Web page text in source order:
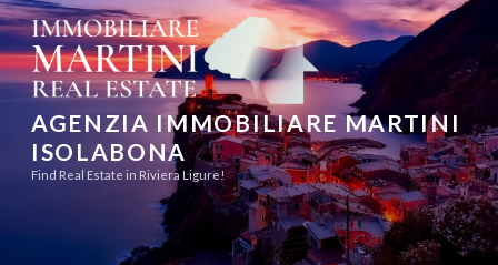
Salta
al
contenuto
AGENZIA IMMOBILIARE MARTINI
ISOLABONA
Find Real Estate in Riviera Ligure!